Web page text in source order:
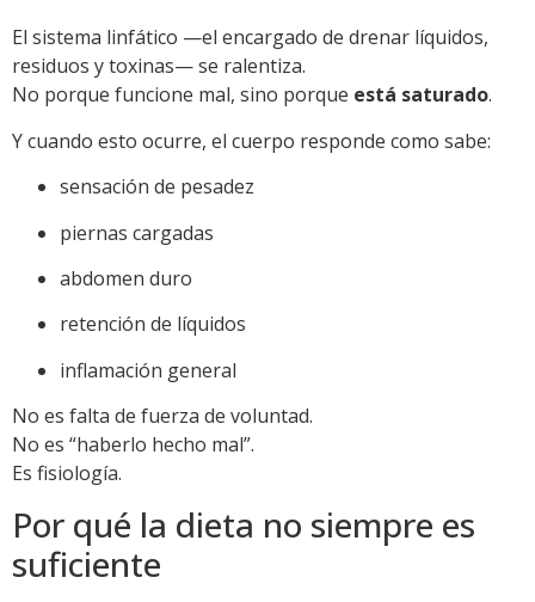
El sistema linfático —el encargado de drenar líquidos,
residuos y toxinas— se ralentiza.
No porque funcione mal, sino porque está saturado.
Y cuando esto ocurre, el cuerpo responde como sabe:
sensación de pesadez
piernas cargadas
abdomen duro
retención de líquidos
inflamación general
No es falta de fuerza de voluntad.
No es “haberlo hecho mal”.
Es fisiología.
Por qué la dieta no siempre es
suficiente